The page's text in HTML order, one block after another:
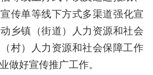
宣传单等线下方式多渠道强化宣
乡镇（街道）人力资源和社会
村）人力资源和社会保障工作
做好宣传推广工作。